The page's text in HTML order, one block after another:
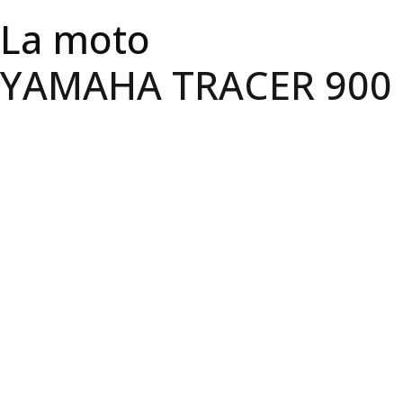
La moto
YAMAHA TRACER 900